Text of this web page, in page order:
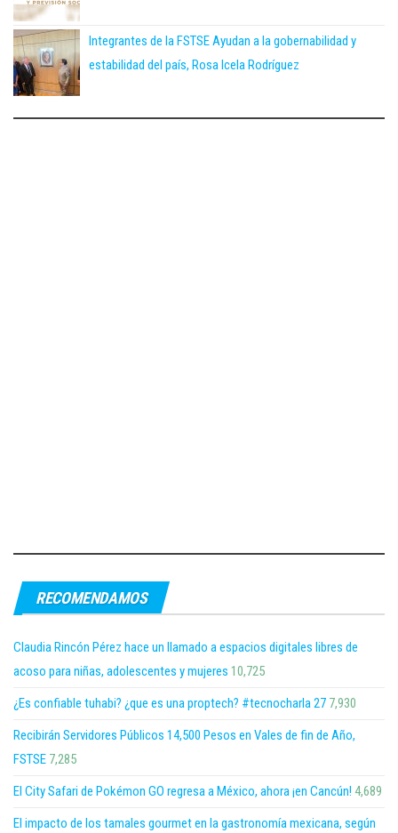
Integrantes de la FSTSE Ayudan a la gobernabilidad y
estabilidad del país, Rosa Icela Rodríguez
RECOMENDAMOS
Claudia Rincón Pérez hace un llamado a espacios digitales libres de
acoso para niñas, adolescentes y mujeres 10,725
¿Es confiable tuhabi? ¿que es una proptech? #tecnocharla 27 7,930
Recibirán Servidores Públicos 14,500 Pesos en Vales de fin de Año,
FSTSE 7,285
El City Safari de Pokémon GO regresa a México, ahora ¡en Cancún! 4,689
El impacto de los tamales gourmet en la gastronomía mexicana, según